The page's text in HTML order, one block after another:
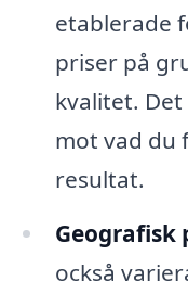
etablerade
priser på
kvalitet.
mot vad du
resultat.
Geografisk
också